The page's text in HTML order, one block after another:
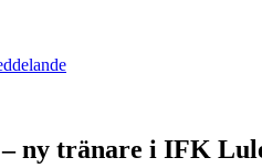
ny tränare i IFK